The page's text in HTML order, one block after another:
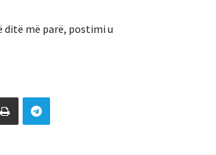
ditë më parë, postimi u